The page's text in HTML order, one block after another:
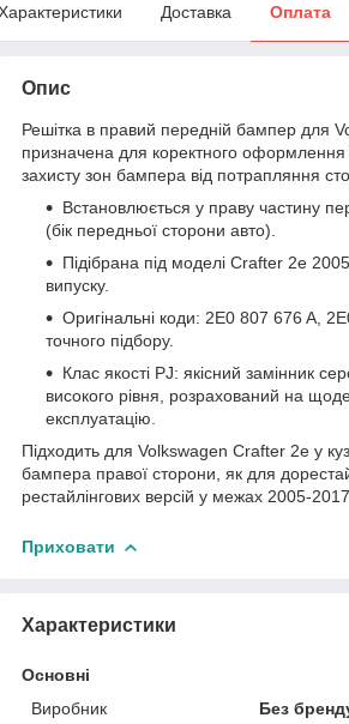
Доставка Оплата
Опис
Решітка в правий передній бампер для
призначена для коректного оформлення
захисту зон бампера від потрапляння
Встановлюється у праву частину
(бік передньої сторони авто).
Підібрана під моделі Crafter 2e
випуску.
Оригінальні коди: 2E0 807 676 A,
точного підбору.
Клас якості PJ: якісний замінник
високого рівня, розрахований на
експлуатацію.
Підходить для Volkswagen Crafter 2e у
бампера правої сторони, як для
рестайлінгових версій у межах 2005-2017
Приховати
Характеристики
Основні
Виробник
Без